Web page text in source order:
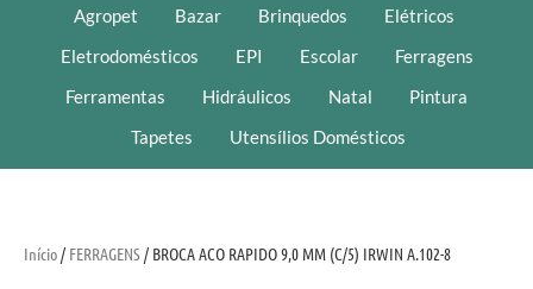
Agropet Bazar Brinquedos
Elétricos
Eletrodomésticos
EPI Escolar
Ferragens
Ferramentas
Hidráulicos Natal
Pintura
Tapetes
Utensílios Domésticos
Início/ FERRAGENS/ BROCA ACO RAPIDO 9,0 MM (C/5) IRWIN A.102-8